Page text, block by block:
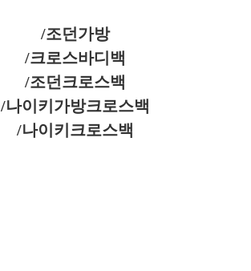
/조던가방
/크로스바디백
/조던크로스백
/나이키가방크로스백
/나이키크로스백